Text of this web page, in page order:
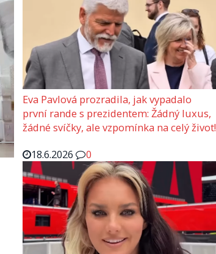
Eva Pavlová prozradila, jak vypadalo
první rande s prezidentem: Žádný luxus,
žádné svíčky, ale vzpomínka na celý život!
18.6.2026
0